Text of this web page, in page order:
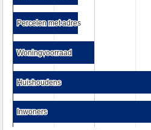
Percelen met adres
Percelen met adres
Woningvoorraad
Woningvoorraad
Huishoudens
Huishoudens
Inwoners
Inwoners